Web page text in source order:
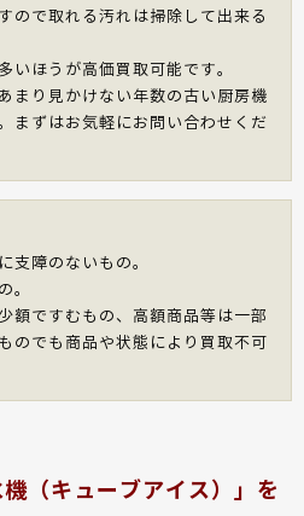
ので取れる汚れは掃除して出来る
いほうが高価買取可能です。
まり見かけない年数の古い厨房機
まずはお気軽にお問い合わせくだ
支障のないもの。
。
額ですむもの、高額商品等は一部
のでも商品や状態により買取不可
機（キューブアイス）」を